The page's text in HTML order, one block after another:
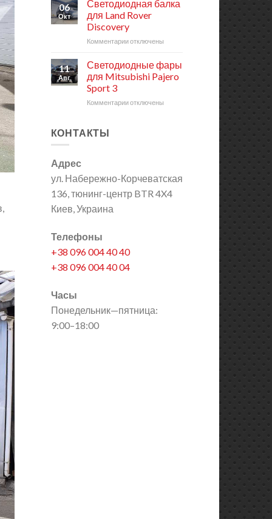
свет
RIGID
для
Jeep
06
Окт
Светодиодная балка
для Land Rover
Discovery
Комментариик
Светодиодная
балка
для
Rover
отключены
11
Авг
Светодиодные фары
для Mitsubishi Pajero
Sport 3
Комментариик
3
отключены
КОНТАКТЫ
Адрес
ул. Набережно-Корчеватская
136, тюнинг-центр BTR 4X4
Киев, Украина
Телефоны
+38 096 004 40 40
+38 096 004 40 04
Часы
Понедельник—пятница:
9:00–18:00